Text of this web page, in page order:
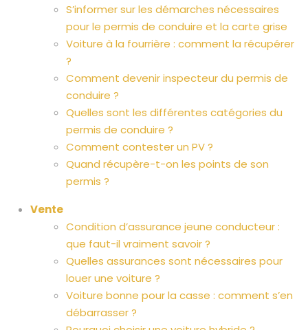
S’informer sur les démarches nécessaires
pour le permis de conduire et la carte grise
Voiture à la fourrière : comment la récupérer
?
Comment devenir inspecteur du permis de
conduire ?
Quelles sont les différentes catégories du
permis de conduire ?
Comment contester un PV ?
Quand récupère-t-on les points de son
permis ?
Vente
Condition d’assurance jeune conducteur :
que faut-il vraiment savoir ?
Quelles assurances sont nécessaires pour
louer une voiture ?
Voiture bonne pour la casse : comment s’en
débarrasser ?